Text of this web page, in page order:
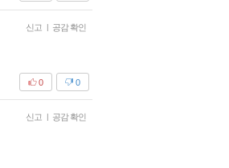
신고 | 공감 확인
0
0
신고 | 공감 확인